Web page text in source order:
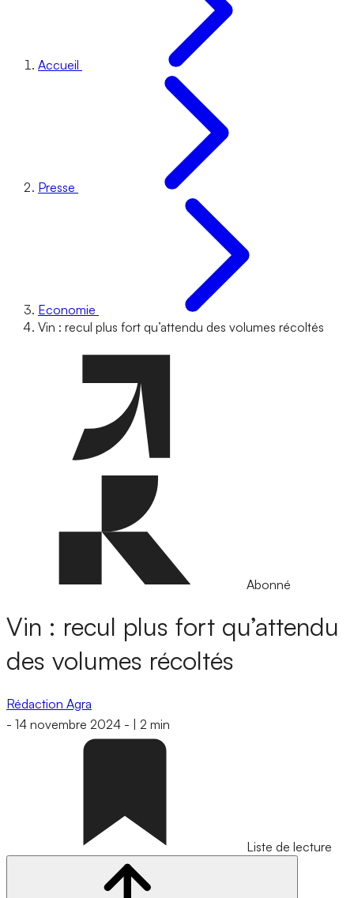
Accueil
Presse
Economie
Vin : recul plus fort qu’attendu des volumes récoltés
Abonné
Vin : recul plus fort qu’attendu
des volumes récoltés
Rédaction Agra
- 14 novembre 2024 - 2 min
Liste de lecture